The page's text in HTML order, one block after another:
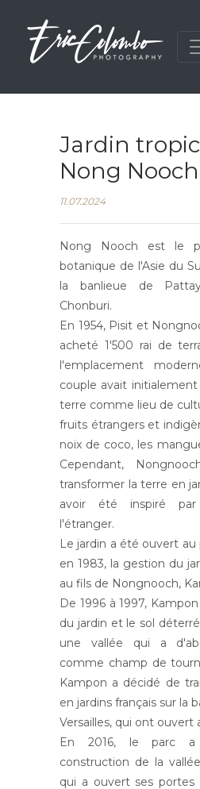
Jardin
Nong Nooch
11.07.2024
Nong Nooch est le
botanique de l'Asie du
la banlieue de
Chonburi.
En 1954, Pisit et
acheté 1'500 rai de
l'emplacement
couple avait
terre comme lieu de
fruits étrangers et
noix de coco, les
Cependant,
transformer la terre en
avoir été inspiré
l'étranger.
Le jardin a été ouvert
en 1983, la gestion du
au fils de Nongnooch,
De 1996 à 1997,
du jardin et le sol
une vallée qui a
comme champ de
Kampon a décidé de
en jardins français sur la
Versailles, qui ont ouvert
En 2016, le parc a
construction de la
qui a ouvert ses portes